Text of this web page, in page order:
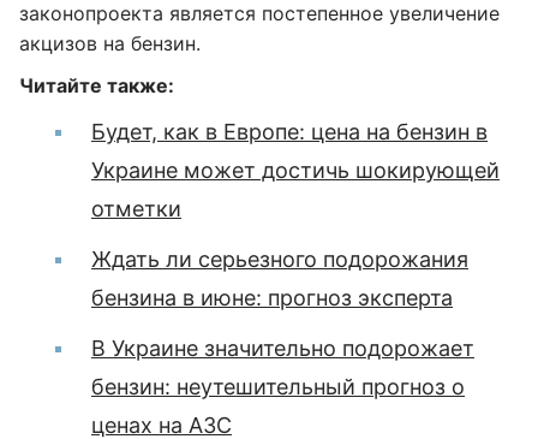
законопроекта является постепенное увеличение
акцизов на бензин.
Читайте также:
Будет, как в Европе: цена на бензин в
Украине может достичь шокирующей
отметки
Ждать ли серьезного подорожания
бензина в июне: прогноз эксперта
В Украине значительно подорожает
бензин: неутешительный прогноз о
ценах на АЗС